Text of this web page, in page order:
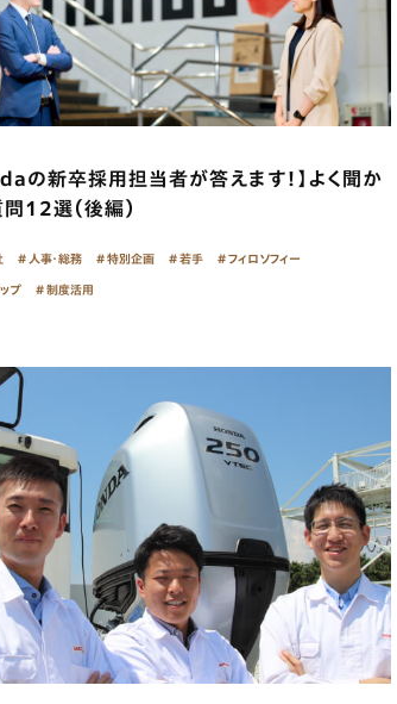
の新卒採用担当者が答えます！】よく聞か
12選（後編）
人事・総務 特別企画 若手 フィロソフィー
プ 制度活用